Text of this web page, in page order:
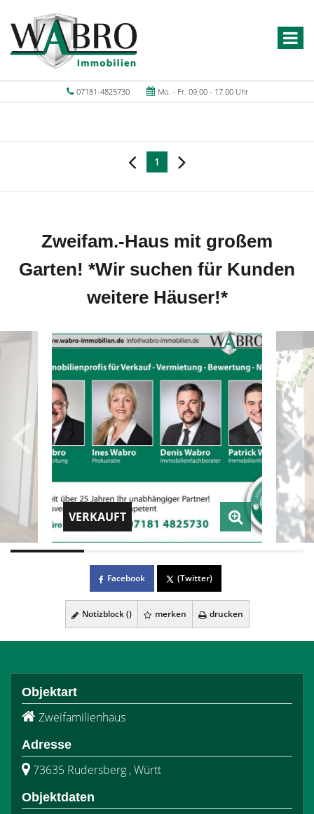
07181-4825730 Mo. - Fr. 09.00 - 17.00 Uhr
1
Zweifam.-Haus mit großem
Garten! *Wir suchen für Kunden
weitere Häuser!*
VERKAUFT
Facebook (Twitter)
Notizblock () merken drucken
Objektart
Zweifamilienhaus
Adresse
73635 Rudersberg , Württ
Objektdaten